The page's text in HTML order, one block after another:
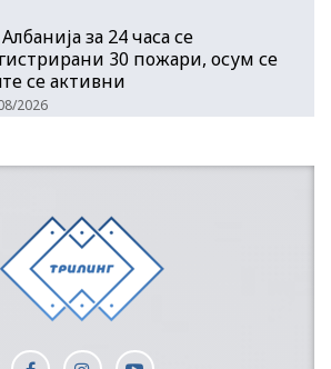
за 24 часа се
30 пожари, осум се
се активни
2026